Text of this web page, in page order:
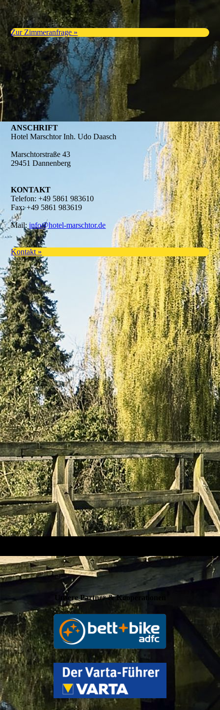
Zur Zimmeranfrage »
ANSCHRIFT
Hotel Marschtor Inh. Udo Daasch
Marschtorstraße 43
29451 Dannenberg
KONTAKT
Telefon: +49 5861 983610
Fax: +49 5861 983619
Mail:info@hotel-marschtor.de
Kontakt »
Unsere Partner & Kooperationen